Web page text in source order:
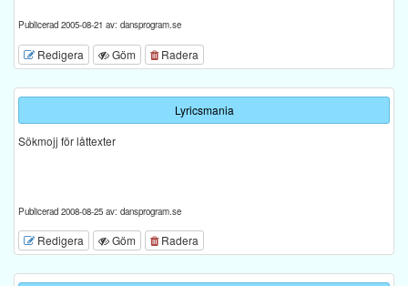
Publicerad 2005-08-21 av: dansprogram.se
Redigera Göm Radera
Lyricsmania
Sökmojj för låttexter
Publicerad 2008-08-25 av: dansprogram.se
Redigera Göm Radera